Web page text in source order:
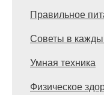
Правильное
Советы в
Умная техника
Физическое